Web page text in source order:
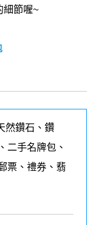
細節喔~
然鑽石、鑽
二手名牌包、
票、禮券、翡